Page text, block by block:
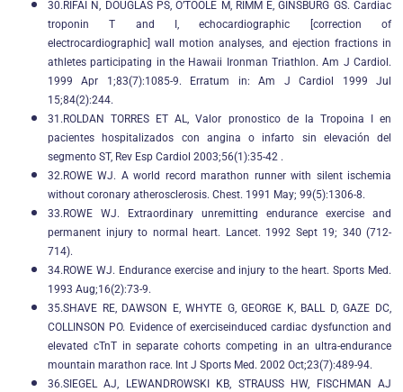
30.RIFAI N, DOUGLAS PS, O’TOOLE M, RIMM E, GINSBURG GS. Cardiac
troponin T and I, echocardiographic [correction of
electrocardiographic] wall motion analyses, and ejection fractions in
athletes participating in the Hawaii Ironman Triathlon. Am J Cardiol.
1999 Apr 1;83(7):1085-9. Erratum in: Am J Cardiol 1999 Jul
15;84(2):244.
31.ROLDAN TORRES ET AL, Valor pronostico de la Tropoina I en
pacientes hospitalizados con angina o infarto sin elevación del
segmento ST, Rev Esp Cardiol 2003;56(1):35-42 .
32.ROWE WJ. A world record marathon runner with silent ischemia
without coronary atherosclerosis. Chest. 1991 May; 99(5):1306-8.
33.ROWE WJ. Extraordinary unremitting endurance exercise and
permanent injury to normal heart. Lancet. 1992 Sept 19; 340 (712-
714).
34.ROWE WJ. Endurance exercise and injury to the heart. Sports Med.
1993 Aug;16(2):73-9.
35.SHAVE RE, DAWSON E, WHYTE G, GEORGE K, BALL D, GAZE DC,
COLLINSON PO. Evidence of exerciseinduced cardiac dysfunction and
elevated cTnT in separate cohorts competing in an ultra-endurance
mountain marathon race. Int J Sports Med. 2002 Oct;23(7):489-94.
36.SIEGEL AJ, LEWANDROWSKI KB, STRAUSS HW, FISCHMAN AJ